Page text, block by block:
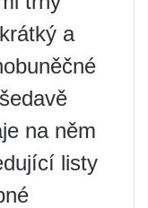
a
na něm
listy